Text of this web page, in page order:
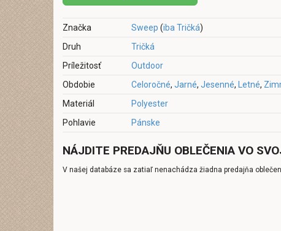
Značka Sweep (iba Tričká)
Druh
Tričká
Príležitosť
Outdoor
Obdobie
Celoročné, Jarné, Jesenné, Letné,
Materiál
Polyester
Pohlavie
Pánske
NÁJDITE PREDAJŇU OBLEČENIA VO
V našej databáze sa zatiaľ nenachádza žiadna predajňa